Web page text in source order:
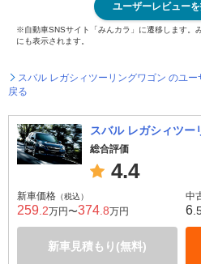
ユーザーレビュー
※自動車SNSサイト「みんカラ」に遷移します。
にも表示されます。
スバル レガシィツーリングワゴン のユ
戻る
スバル レガシィツー
総合評価
4.4
新車価格 （税込）
259 .2万円〜374 .8万円
新車見積もり(無料)
中
6